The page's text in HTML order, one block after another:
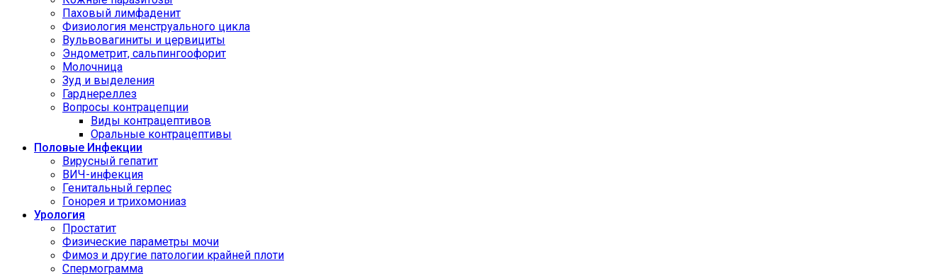
Паховый лимфаденит
Физиология менструального цикла
Вульвовагиниты и цервициты
Эндометрит, сальпингоофорит
Молочница
Зуд и выделения
Гарднереллез
Вопросы контрацепции
Виды контрацептивов
Оральные контрацептивы
Половые Инфекции
Вирусный гепатит
ВИЧ-инфекция
Генитальный герпес
Гонорея и трихомониаз
Урология
Простатит
Физические параметры мочи
Фимоз и другие патологии крайней плоти
Спермограмма